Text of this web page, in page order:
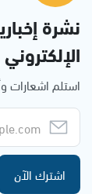
نشرة
استلم اشعارات
اشترك الآن